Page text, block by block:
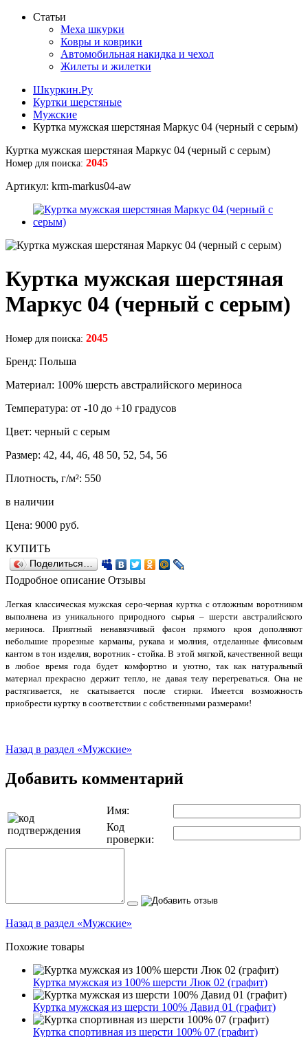
Статьи
Меха шкурки
Ковры и коврики
Автомобильная накидка и чехол
Жилеты и жилетки
Шкуркин.Ру
Куртки шерстяные
Мужские
Куртка мужская шерстяная Маркус 04 (черный с серым)
Куртка мужская шерстяная Маркус 04 (черный с серым)
Номер для поиска: 2045
Артикул: krm-markus04-aw
Куртка мужская шерстяная
Маркус 04 (черный с серым)
Номер для поиска: 2045
Бренд: Польша
Материал: 100% шерсть австралийского мериноса
Температура: от -10 до +10 градусов
Цвет: черный с серым
Размер: 42, 44, 46, 48 50, 52, 54, 56
Плотность, г/м²: 550
в наличии
Цена: 9000 руб.
КУПИТЬ
Поделиться…
Подробное описание Отзывы
Легкая классическая мужская серо-черная куртка с отложным воротником
выполнена из уникального природного сырья – шерсти австралийского
мериноса. Приятный ненавязчивый фасон прямого кроя дополняют
небольшие прорезные карманы, рукава и молния, отделанные флисовым
кантом в тон изделия, воротник - стойка. В этой мягкой, качественной вещи
в любое время года будет комфортно и уютно, так как натуральный
материал прекрасно держит тепло, не давая телу перегреваться. Она не
растягивается, не скатывается после стирки. Имеется возможность
приобрести куртку в соответствии с собственными размерами!
Назад в раздел «Мужские»
Добавить комментарий
Имя:
Код
проверки:
Назад в раздел «Мужские»
Похожие товары
Куртка мужская из 100% шерсти Люк 02 (графит)
Куртка мужская из шерсти 100% Давид 01 (графит)
Куртка спортивная из шерсти 100% 07 (графит)